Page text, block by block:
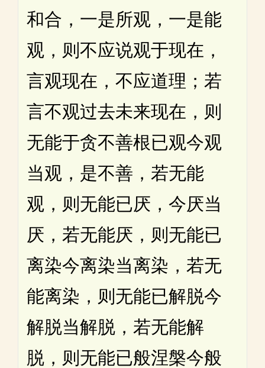
和合，一是所观，一是能
观，则不应说观于现在，
言观现在，不应道理；若
言不观过去未来现在，则
无能于贪不善根已观今观
当观，是不善，若无能
观，则无能已厌，今厌当
厌，若无能厌，则无能已
离染今离染当离染，若无
能离染，则无能已解脱今
解脱当解脱，若无能解
脱，则无能已般涅槃今般